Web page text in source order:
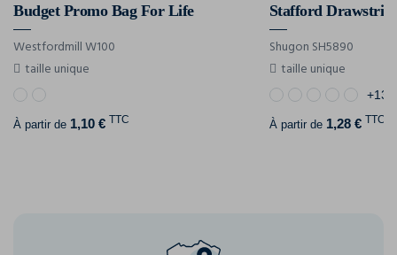
Budget Promo Bag For Life
Westfordmill W100
taille unique
À partir de 1,10 € TTC
Stafford
Shugon SH5890
taille unique
+13
À partir de 1,28 € TTC